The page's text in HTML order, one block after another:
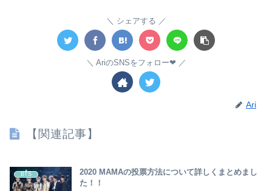
シェアする
AriのSNSをフォロー❤︎
Ari
【関連記事】
BTS
2020 MAMAの投票方法について詳しくまとめまし
た！！